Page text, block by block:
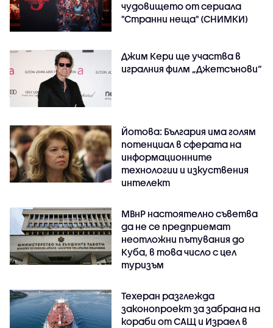
чудовището от сериала
"Странни неща" (СНИМКИ)
Джим Кери ще участва в
игралния филм „Джетсънови“
Йотова: България има голям
потенциал в сферата на
информационните
технологии и изкуствения
интелект
МВнР настоятелно съветва
да не се предприемат
неотложни пътувания до
Куба, в това число с цел
туризъм
Техеран разглежда
законопроект за забрана на
кораби от САЩ и Израел в